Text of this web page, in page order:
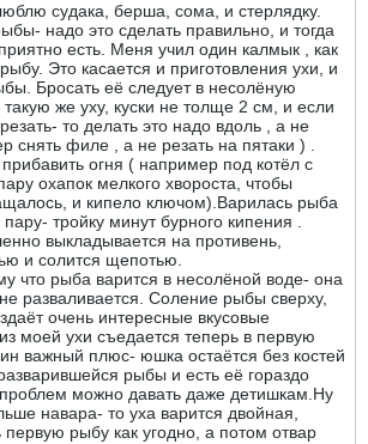
судака, берша, сома, и стерлядку.
надо это сделать правильно, и тогда
есть. Меня учил один калмык , как
Это касается и приготовления ухи, и
Бросать её следует в несолёную
же уху, куски не толще 2 см, и если
то делать это надо вдоль , а не
снять филе , а не резать на пятаки ) .
огня ( например под котёл с
охапок мелкого хвороста, чтобы
и кипело ключом).Варилась рыба
тройку минут бурного кипения .
выкладывается на противень,
и солится щепотью.
что рыба варится в несолёной воде- она
разваливается. Соление рыбы сверху,
очень интересные вкусовые
моей ухи съедается теперь в первую
важный плюс- юшка остаётся без костей
рыбы и есть её гораздо
можно давать даже детишкам.Ну
навара- то уха варится двойная,
рыбу как угодно, а потом отвар